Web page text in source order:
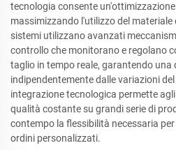
tecnologia consente
massimizzando l'utilizzo del materiale
sistemi utilizzano avanzati
controllo che monitorano e regolano
taglio in tempo reale, garantendo
indipendentemente dalle variazioni
integrazione tecnologica permette
qualità costante su grandi serie di
contempo la flessibilità necessaria
ordini personalizzati.